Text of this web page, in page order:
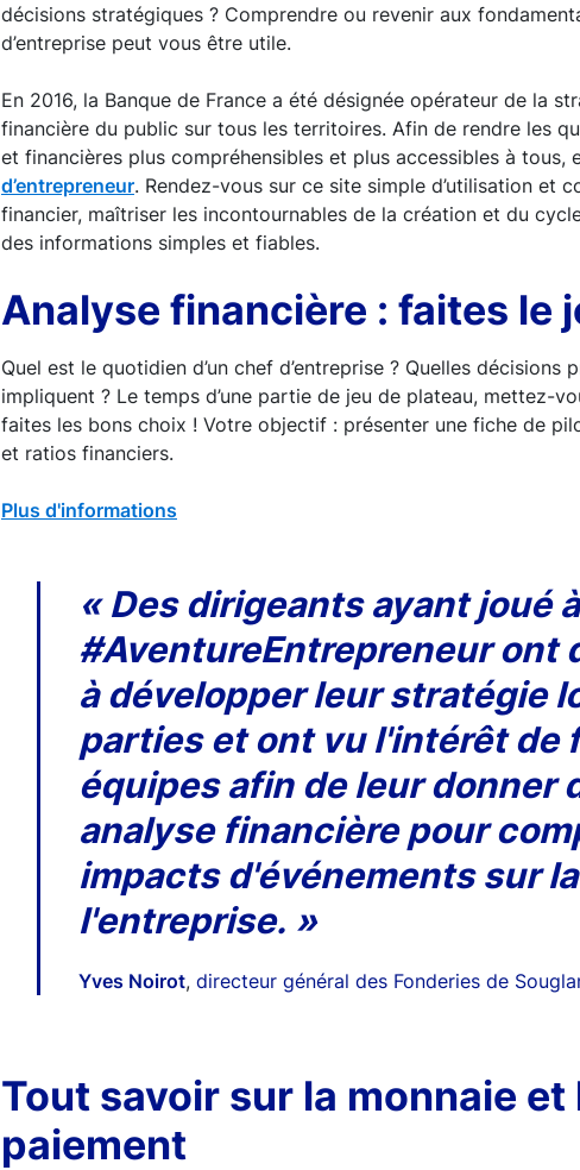
décisions stratégiques ? Comprendre ou revenir aux
d’entreprise peut vous être utile.
En 2016, la Banque de France a été désignée opérateur de la
financière du public sur tous les territoires. Afin de rendre les
et financières plus compréhensibles et plus accessibles à tous,
d’entrepreneur. Rendez-vous sur ce site simple d’utilisation et
financier, maîtriser les incontournables de la création et du
des informations simples et fiables.
Analyse financière : faites le
Quel est le quotidien d’un chef d’entreprise ? Quelles décisions
impliquent ? Le temps d’une partie de jeu de plateau, mettez-
faites les bons choix ! Votre objectif : présenter une fiche de
et ratios financiers.
Plus d'informations
« Des dirigeants ayant joué à
#AventureEntrepreneur ont
à développer leur stratégie
parties et ont vu l'intérêt de
équipes afin de leur donner
analyse financière pour
impacts d'événements sur
l'entreprise. »
Yves Noirot, directeur général des Fonderies de
Tout savoir sur la monnaie et
paiement